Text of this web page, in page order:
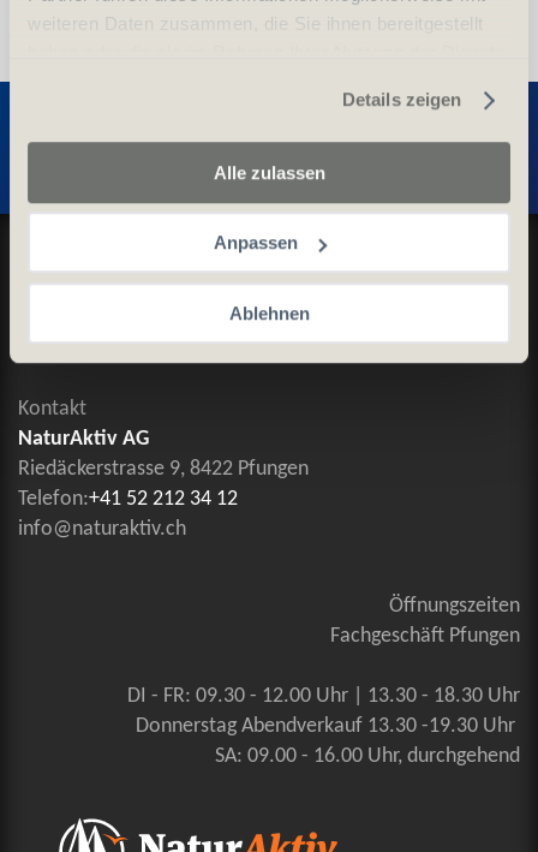
weiteren Daten zusammen, die Sie ihnen bereitgestellt
Details zeigen
Alle zulassen
Anpassen
Ablehnen
Entdecken Sie weitere Produkte
Datenschutz und Cookie-Richtlinien
Allgemeine Geschäftsbedingungen
Kontakt
NaturAktiv AG
Riedäckerstrasse 9, 8422 Pfungen
Telefon:+41 52 212 34 12
info@naturaktiv.ch
Öffnungszeiten
Fachgeschäft Pfungen
DI - FR: 09.30 - 12.00 Uhr | 13.30 - 18.30 Uhr
Donnerstag Abendverkauf 13.30 -19.30 Uhr
SA: 09.00 - 16.00 Uhr, durchgehend